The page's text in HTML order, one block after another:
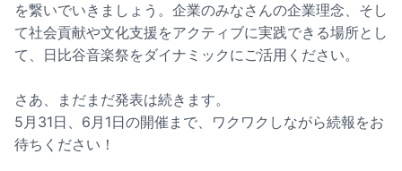
を繋いでいきましょう。企業のみなさんの企業理念、そし
て社会貢献や文化支援をアクティブに実践できる場所とし
て、日比谷音楽祭をダイナミックにご活用ください。
さあ、まだまだ発表は続きます。
5月31日、6月1日の開催まで、ワクワクしながら続報をお
待ちください！